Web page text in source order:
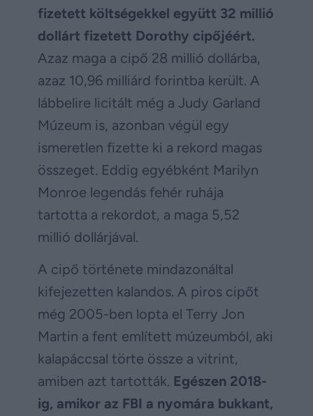
fizetett költségekkel együtt 32 millió
dollárt fizetett Dorothy cipőjéért.
Azaz maga a cipő 28 millió dollárba,
azaz 10,96 milliárd forintba került. A
lábbelire licitált még a Judy Garland
Múzeum is, azonban végül egy
ismeretlen fizette ki a rekord magas
összeget. Eddig egyébként Marilyn
Monroe legendás fehér ruhája
tartotta a rekordot, a maga 5,52
millió dollárjával.
A cipő története mindazonáltal
kifejezetten kalandos. A piros cipőt
még 2005-ben lopta el Terry Jon
Martin a fent említett múzeumból, aki
kalapáccsal törte össze a vitrint,
amiben azt tartották. Egészen 2018-
ig, amikor az FBI a nyomára bukkant,